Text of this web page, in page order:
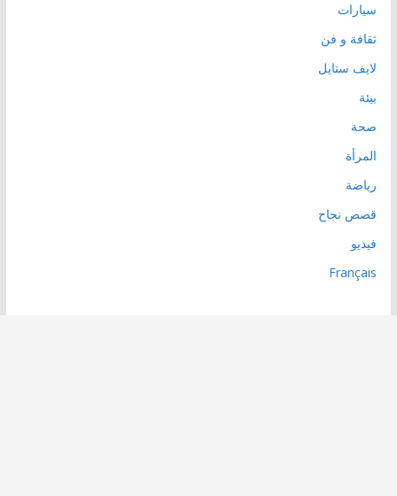
سيارات
ثقافة و فن
لايف ستايل
بيئة
صحة
المرأة
رياضة
قصص نجاح
فيديو
Français